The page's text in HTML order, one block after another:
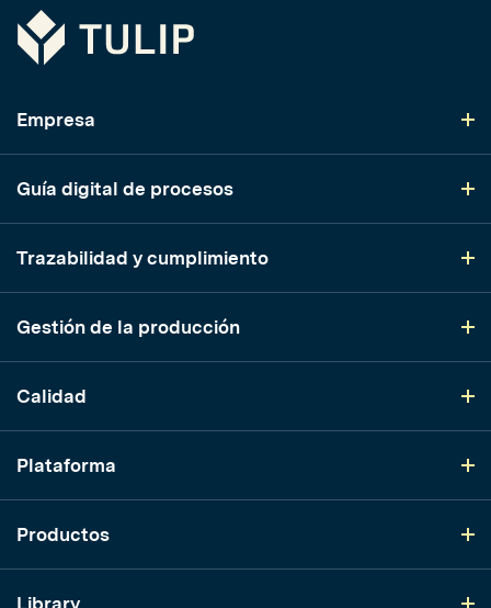
Tulip
Empresa
Guía digital de procesos
Trazabilidad y cumplimiento
Gestión de la producción
Calidad
Plataforma
Productos
Library